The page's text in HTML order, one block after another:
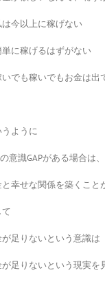
は今以上に稼げない
単に稼げるはずがない
いでも稼いでもお金は出
うように
意識GAPがある場合は、
と幸せな関係を築くこと
が足りないという意識は
が足りないという現実を